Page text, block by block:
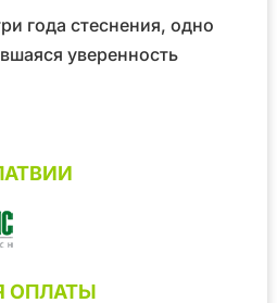
года стеснения, одно
уверенность
ОПЛАТЫ